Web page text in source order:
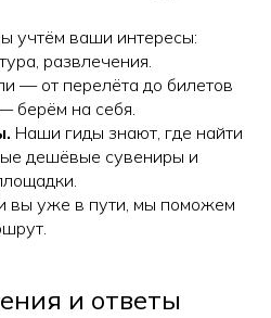
учтём ваши интересы:
развлечения.
— от перелёта до билетов
берём на себя.
Наши гиды знают, где найти
дешёвые сувениры и
вы уже в пути, мы поможем
и ответы